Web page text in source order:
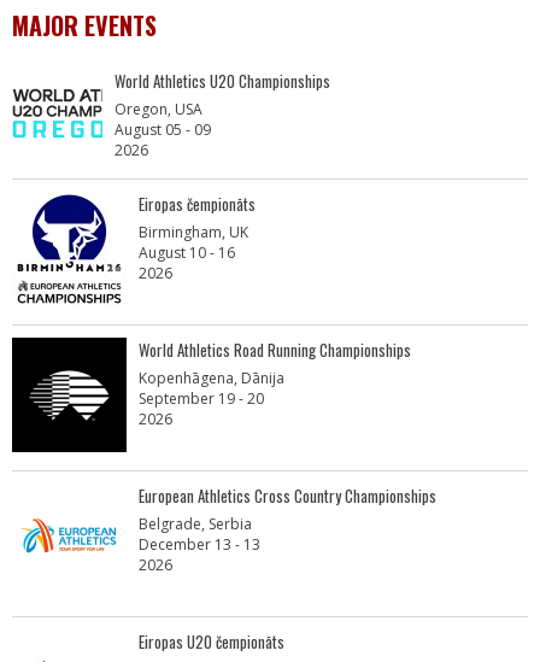
MAJOR EVENTS
World Athletics U20 Championships
Oregon, USA
August 05 - 09
2026
Eiropas čempionāts
Birmingham, UK
August 10 - 16
2026
World Athletics Road Running Championships
Kopenhāgena, Dānija
September 19 - 20
2026
European Athletics Cross Country Championships
Belgrade, Serbia
December 13 - 13
2026
Eiropas U20 čempionāts